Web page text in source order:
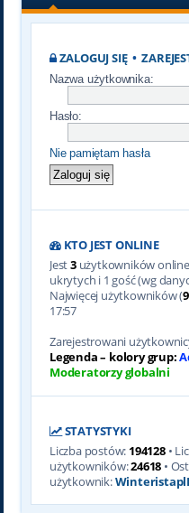
ZALOGUJ SIĘ•
Nazwa użytkownika:
Hasło:
Nie pamiętam hasła
KTO JEST ONLINE
Jest3użytkowników online
ukrytych i 1 gość (wg
Najwięcej użytkowników (
17:57
Zarejestrowani
Legenda – kolory grup:
Moderatorzy globalni
STATYSTYKI
Liczba postów: 194128•
użytkowników:24618 •
użytkownik: